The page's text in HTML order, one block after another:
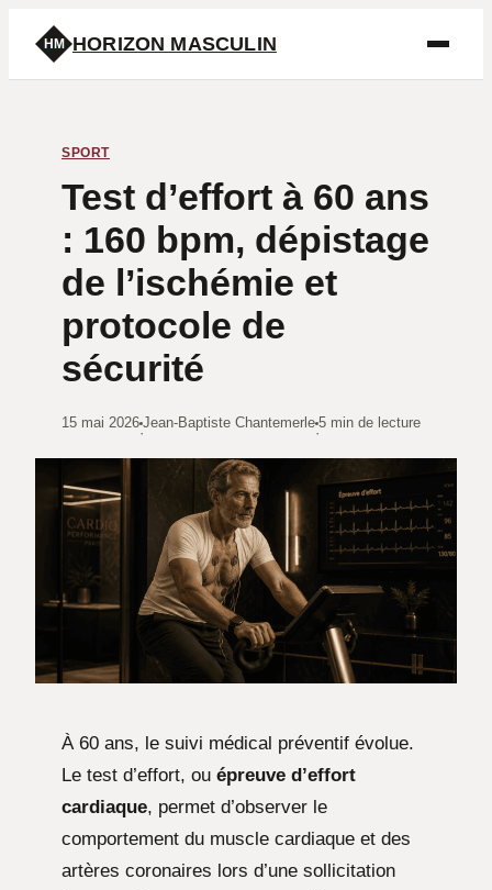
HM HORIZON MASCULIN
SPORT
Test d’effort à 60 ans
: 160 bpm, dépistage
de l’ischémie et
protocole de
sécurité
15 mai 2026
·
Jean-Baptiste Chantemerle
·
5 min de lecture
À 60 ans, le suivi médical préventif évolue.
Le test d’effort, ou épreuve d’effort
cardiaque, permet d’observer le
comportement du muscle cardiaque et des
artères coronaires lors d’une sollicitation